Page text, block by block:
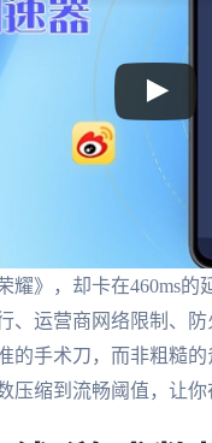
耀》，却卡在460ms
、运营商网络限制、
的手术刀，而非粗糙
缩到流畅阈值，让你